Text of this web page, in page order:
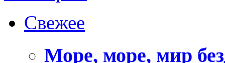
Свежее
Море, море, мир